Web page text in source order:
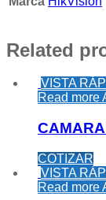
Related
VISTA
Read more
COTIZAR
VISTA
Read more